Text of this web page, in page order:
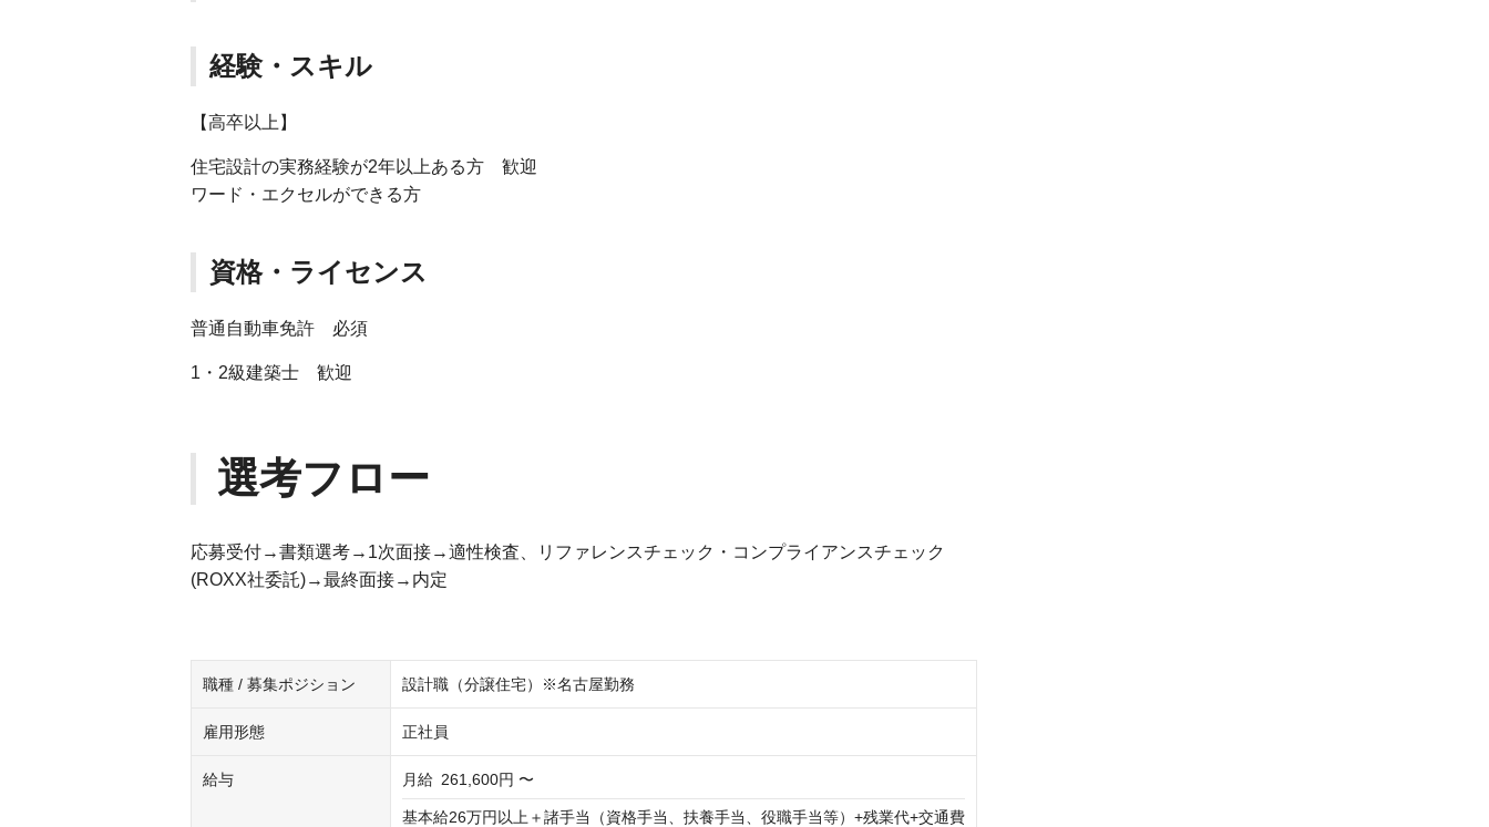
経験・スキル
【高卒以上】
住宅設計の実務経験が2年以上ある方 歓迎
ワード・エクセルができる方
資格・ライセンス
普通自動車免許 必須
1・2級建築士 歓迎
選考フロー
応募受付→書類選考→1次面接→適性検査、リファレンスチェック・コンプライアンスチェック
(ROXX社委託)→最終面接→内定
職種 / 募集ポジション 設計職（分譲住宅）※名古屋勤務
雇用形態 正社員
給与 月給 261,600円 〜
基本給26万円以上＋諸手当（資格手当、扶養手当、役職手当等）+残業代+交通費